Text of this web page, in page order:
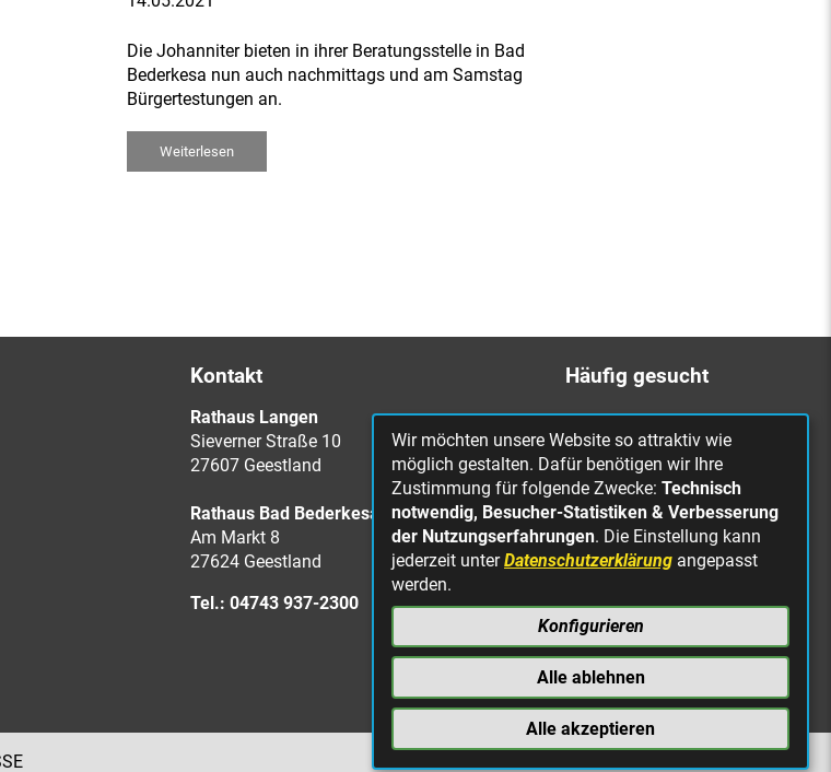
Die Johanniter bieten in ihrer Beratungsstelle in Bad
Bederkesa nun auch nachmittags und am Samstag
Bürgertestungen an.
Weiterlesen
Kontakt
Rathaus Langen
Sieverner Straße 10
27607 Geestland
Rathaus Bad Bederkesa
Am Markt 8
27624 Geestland
Tel.: 04743 937-2300
Häufig gesucht
Online Rathaus
Was erledige ich wo?
Stellenangebote
Mängelmeldung
defekt
Wir möchten unsere Website so attraktiv wie
möglich gestalten. Dafür benötigen wir Ihre
Zustimmung für folgende Zwecke: Technisch
notwendig, Besucher-Statistiken & Verbesserung
der Nutzungserfahrungen. Die Einstellung kann
jederzeit unterDatenschutzerklärung angepasst
werden.
Konfigurieren
Alle ablehnen
Alle akzeptieren